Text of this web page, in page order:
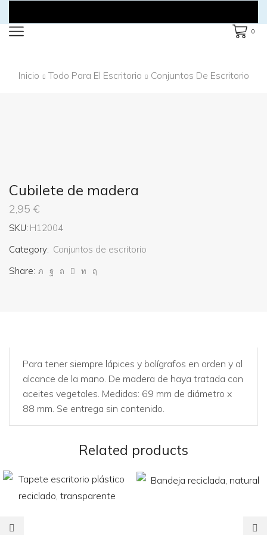
0
Inicio Todo Para El Escritorio Conjuntos De Escritorio
Cubilete de madera
2,95 €
SKU: H12004
Category: Conjuntos de escritorio
Share:
Para tener siempre lápices y bolígrafos en orden y al
alcance de la mano. De madera de haya tratada con
aceites vegetales. Medidas: 69 mm de diámetro x
88 mm. Se entrega sin contenido.
Related products